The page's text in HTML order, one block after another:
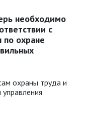
необходимо
с
охране
охраны труда и